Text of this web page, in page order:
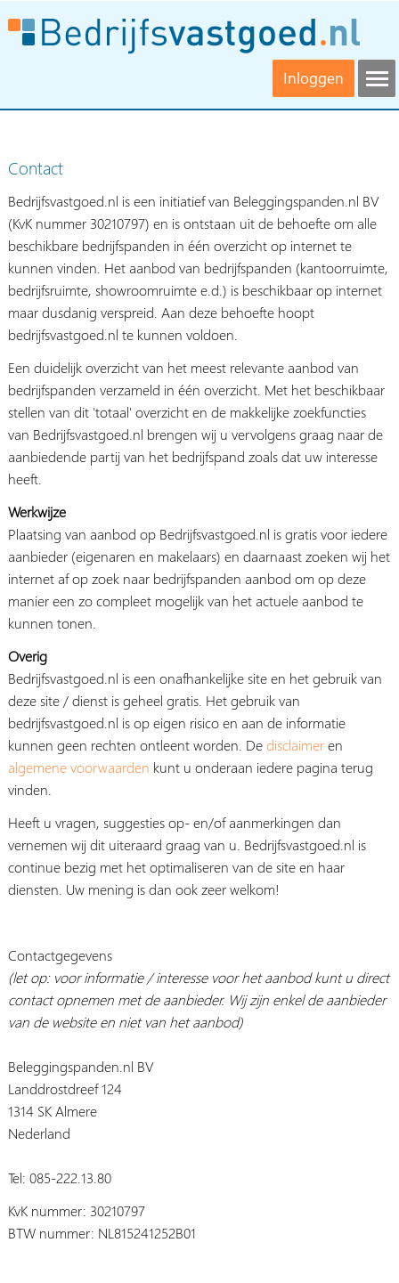
Inloggen
Contact
Bedrijfsvastgoed.nl is een initiatief van Beleggingspanden.nl BV
(KvK nummer 30210797) en is ontstaan uit de behoefte om alle
beschikbare bedrijfspanden in één overzicht op internet te
kunnen vinden. Het aanbod van bedrijfspanden (kantoorruimte,
bedrijfsruimte, showroomruimte e.d.) is beschikbaar op internet
maar dusdanig verspreid. Aan deze behoefte hoopt
bedrijfsvastgoed.nl te kunnen voldoen.
Een duidelijk overzicht van het meest relevante aanbod van
bedrijfspanden verzameld in één overzicht. Met het beschikbaar
stellen van dit 'totaal' overzicht en de makkelijke zoekfuncties
van Bedrijfsvastgoed.nl brengen wij u vervolgens graag naar de
aanbiedende partij van het bedrijfspand zoals dat uw interesse
heeft.
Werkwijze
Plaatsing van aanbod op Bedrijfsvastgoed.nl is gratis voor iedere
aanbieder (eigenaren en makelaars) en daarnaast zoeken wij het
internet af op zoek naar bedrijfspanden aanbod om op deze
manier een zo compleet mogelijk van het actuele aanbod te
kunnen tonen.
Overig
Bedrijfsvastgoed.nl is een onafhankelijke site en het gebruik van
deze site / dienst is geheel gratis. Het gebruik van
bedrijfsvastgoed.nl is op eigen risico en aan de informatie
kunnen geen rechten ontleent worden. Dedisclaimeren
algemene voorwaarden kunt u onderaan iedere pagina terug
vinden.
Heeft u vragen, suggesties op- en/of aanmerkingen dan
vernemen wij dit uiteraard graag van u. Bedrijfsvastgoed.nl is
continue bezig met het optimaliseren van de site en haar
diensten. Uw mening is dan ook zeer welkom!
Contactgegevens
(let op: voor informatie / interesse voor het aanbod kunt u direct
contact opnemen met de aanbieder. Wij zijn enkel de aanbieder
van de website en niet van het aanbod)
Beleggingspanden.nl BV
Landdrostdreef 124
1314 SK Almere
Nederland
Tel: 085-222.13.80
KvK nummer: 30210797
BTW nummer: NL815241252B01